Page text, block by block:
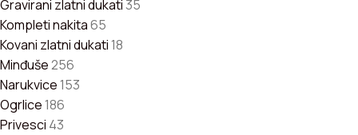
Gravirani zlatni dukati35
Kompleti nakita65
Kovani zlatni dukati 18
Minđuše256
Narukvice 153
Ogrlice 186
Privesci 43